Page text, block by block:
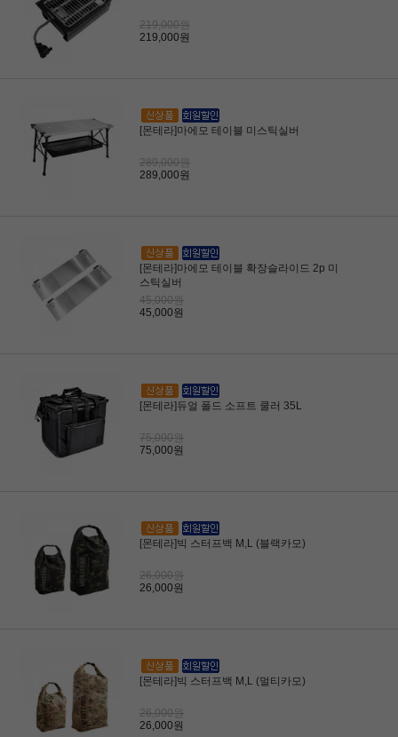
219,000원
219,000원
[몬테라]마에모 테이블 미스틱실버
289,000원
289,000원
[몬테라]마에모 테이블 확장슬라이드 2p 미
스틱실버
45,000원
45,000원
[몬테라]듀얼 폴드 소프트 쿨러 35L
75,000원
75,000원
[몬테라]빅 스터프백 M,L (블랙카모)
26,000원
26,000원
[몬테라]빅 스터프백 M,L (멀티카모)
26,000원
26,000원